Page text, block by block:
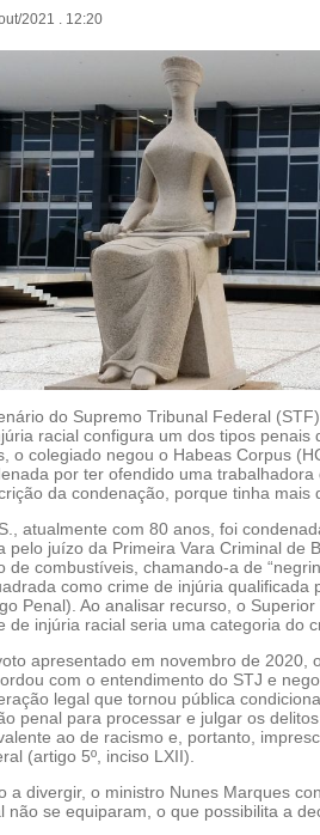
2021 . 12:20
do Supremo Tribunal Federal
racial configura um dos tipos
o colegiado negou o Habeas Corpus
por ter ofendido uma
da condenação, porque tinha mais
atualmente com 80 anos, foi
pelo juízo da Primeira Vara Criminal de
de combustíveis, chamando-a de
como crime de injúria qualificada
Penal). Ao analisar recurso, o
de injúria racial seria uma categoria do
apresentado em novembro de 2020,
com o entendimento do STJ e
legal que tornou pública
penal para processar e julgar os
ao de racismo e, portanto,
(artigo 5º, inciso LXII).
a divergir, o ministro Nunes Marques
não se equiparam, o que possibilita a